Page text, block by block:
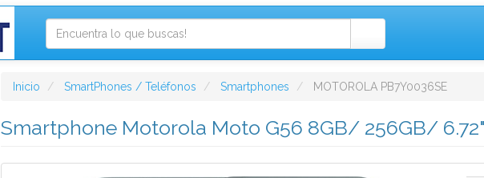
Inicio SmartPhones / Teléfonos Smartphones MOTOROLA PB7Y0036SE
Smartphone Motorola Moto G56 8GB/ 256GB/